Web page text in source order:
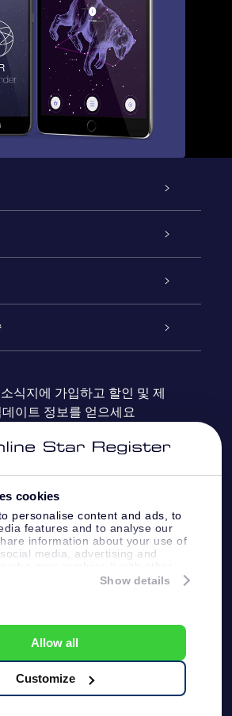
cookies
personalise content and ads, to
features and to analyse our
information about your use of
media, advertising and
provided to them or that
Show details
Allow all
Customize
지
stars VR 앱
식지에 가입하고 할인 및 제
데이트 정보를 얻으세요
서비스:help@osr.org
약관
개인정보보호 정책
및 면책 조항